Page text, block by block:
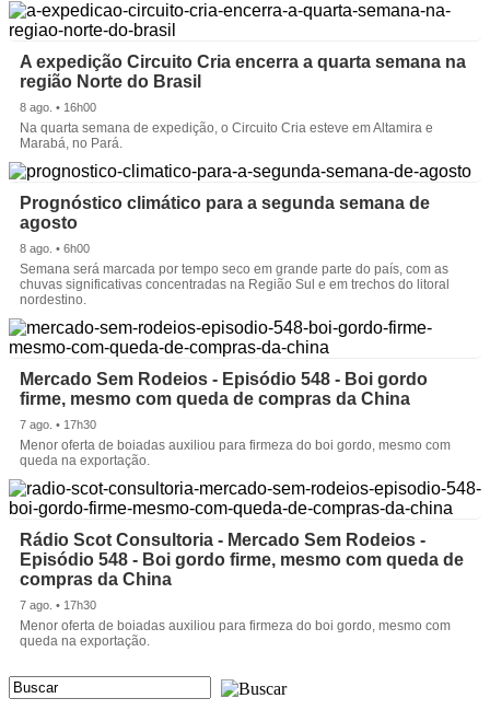
A expedição Circuito Cria encerra a quarta semana na
região Norte do Brasil
8 ago. • 16h00
Na quarta semana de expedição, o Circuito Cria esteve em Altamira e
Marabá, no Pará.
Prognóstico climático para a segunda semana de
agosto
8 ago. • 6h00
Semana será marcada por tempo seco em grande parte do país, com as
chuvas significativas concentradas na Região Sul e em trechos do litoral
nordestino.
Mercado Sem Rodeios - Episódio 548 - Boi gordo
firme, mesmo com queda de compras da China
7 ago. • 17h30
Menor oferta de boiadas auxiliou para firmeza do boi gordo, mesmo com
queda na exportação.
Rádio Scot Consultoria - Mercado Sem Rodeios -
Episódio 548 - Boi gordo firme, mesmo com queda de
compras da China
7 ago. • 17h30
Menor oferta de boiadas auxiliou para firmeza do boi gordo, mesmo com
queda na exportação.